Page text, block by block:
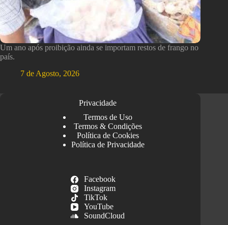
Um ano após proibição ainda se importam restos de frango no
país.
7 de Agosto, 2026
Privacidade
Termos de Uso
Termos & Condições
Política de Cookies
Política de Privacidade
Facebook
Instagram
TikTok
YouTube
SoundCloud